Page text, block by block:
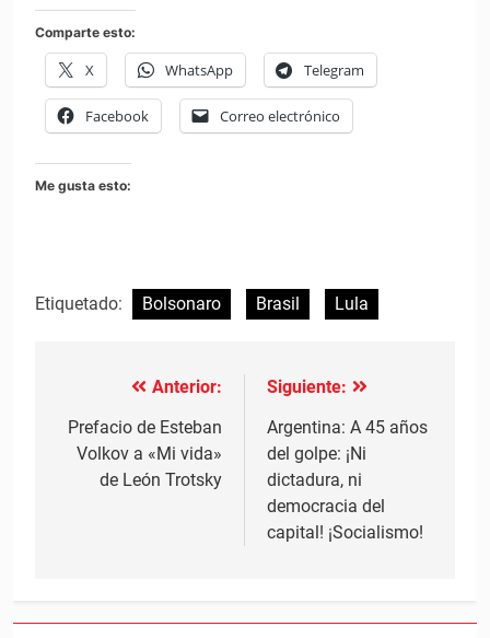
Comparte esto:
X WhatsApp Telegram
Facebook Correo electrónico
Me gusta esto:
Etiquetado: Bolsonaro Brasil Lula
Navegación
de
entradas
Anterior:
Prefacio de Esteban
Volkov a «Mi vida»
de León Trotsky
Siguiente:
Argentina: A 45 años
del golpe: ¡Ni
dictadura, ni
democracia del
capital! ¡Socialismo!